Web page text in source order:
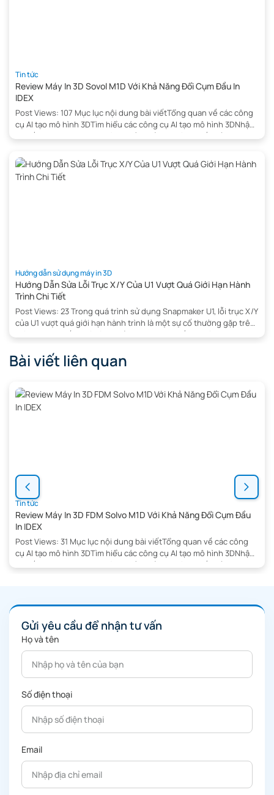
Tin tức
Review Máy In 3D Sovol M1D Với Khả Năng Đổi Cụm Đầu In
IDEX
Post Views: 107 Mục lục nội dung bài viếtTổng quan về các công
cụ AI tạo mô hình 3DTìm hiểu các công cụ AI tạo mô hình 3DNhận
Tư Vấn NgayTripo: Môi trường chỉnh sửa hữu ích nhấtĐiểm mạnh
Tập trung vào khả năng in (printability) […]
Hướng dẫn sử dụng máy in 3D
Hướng Dẫn Sửa Lỗi Trục X/Y Của U1 Vượt Quá Giới Hạn Hành
Trình Chi Tiết
Post Views: 23 Trong quá trình sử dụng Snapmaker U1, lỗi trục X/Y
của U1 vượt quá giới hạn hành trình là một sự cố thường gặp trên
máy in 3D , khiến quá trình khởi động hoặc in ấn bị gián đoạn.
[…]
Bài viết liên quan
Tin tức
Review Máy In 3D FDM Solvo M1D Với Khả Năng Đổi Cụm Đầu
In IDEX
Post Views: 31 Mục lục nội dung bài viếtTổng quan về các công
cụ AI tạo mô hình 3DTìm hiểu các công cụ AI tạo mô hình 3DNhận
Tư Vấn NgayTripo: Môi trường chỉnh sửa hữu ích nhấtĐiểm mạnh
Gửi yêu cầu để nhận tư vấn
Họ và tên
Số điện thoại
Email